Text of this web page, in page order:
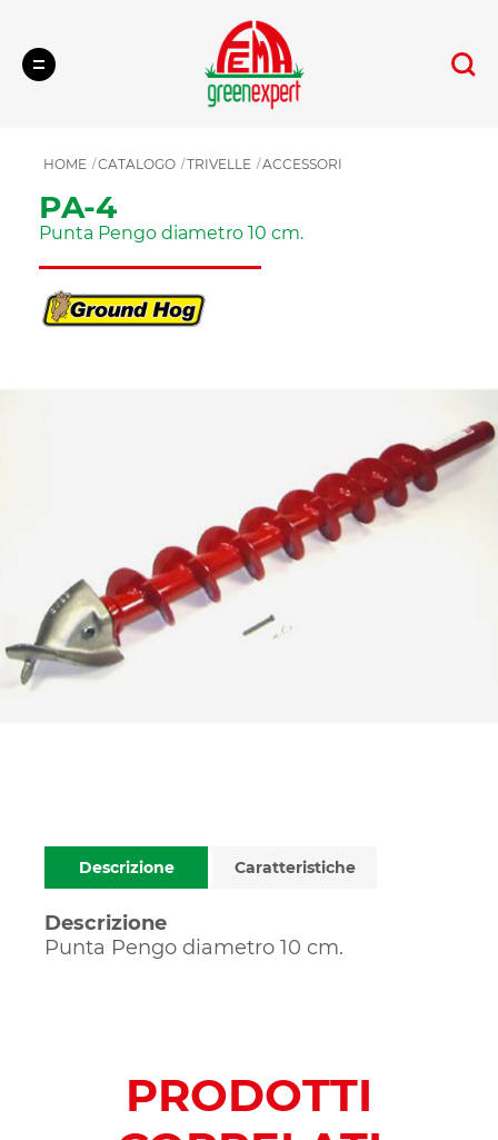
Cerca
HOME CATALOGO TRIVELLE ACCESSORI
PA-4
Punta Pengo diametro 10 cm.
Descrizione Caratteristiche
Descrizione
Punta Pengo diametro 10 cm.
PRODOTTI